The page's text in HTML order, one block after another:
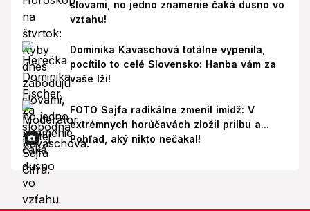
slovami, no jedno znamenie čaká dusno vo
vzťahu!
Dominika Kavaschová totálne vypenila,
pocítilo to celé Slovensko: Hanba vám za
vaše lži!
FOTO Sajfa radikálne zmenil imidž: V
extrémnych horúčavách zložil prilbu a...
Pohľad, aký nikto nečakal!